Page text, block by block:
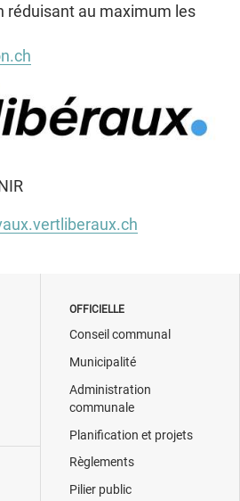
réduisant au maximum les
OFFICIELLE
Conseil communal
Municipalité
Administration
communale
Planification et projets
Règlements
Pilier public